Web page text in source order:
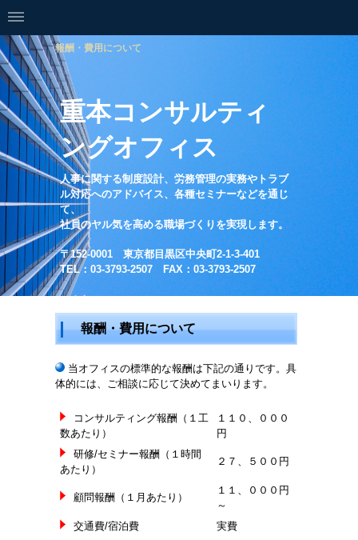
報酬・費用について
重本コンサルティ
ングオフィス
人事に関する制度設計、労務管理の実務やトラブ
ル対応へのアドバイス、各種セミナーなどを通じ
て、
社員のヤル気を高める職場づくりを実現します。
〒152-0001 東京都目黒区中央町2-1-3-401
TEL：03-3793-2507 FAX：03-3793-2507
報酬・費用について
当オフィスの標準的な報酬は下記の通りです。具
体的には、ご相談に応じて決めてまいります。
コンサルティング報酬（１工
数あたり）
１１０、０００
円
研修/セミナー報酬（１時間
あたり）
２７、５００円
顧問報酬（１月あたり）
１１、０００円
～
交通費/宿泊費
実費